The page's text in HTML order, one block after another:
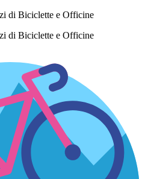
di Biciclette e Officine
di Biciclette e Officine